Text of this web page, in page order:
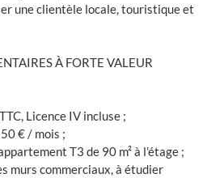
une clientèle locale, touristique et
À FORTE VALEUR
Licence IV incluse ;
€ / mois ;
T3 de 90 m² à l’étage ;
murs commerciaux, à étudier